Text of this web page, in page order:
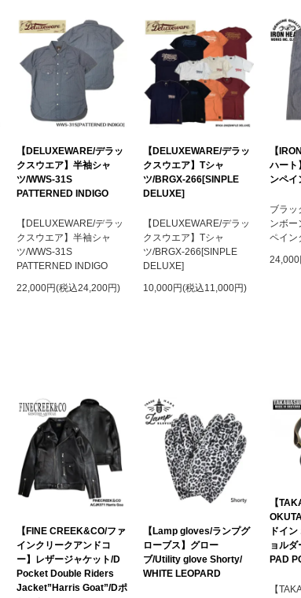
【DELUXEWARE/デラッ
クスウエア】半袖シャ
ツ/WWS-31S
PATTERNED INDIGO
【DELUXEWARE/デラッ
クスウエア】半袖シャ
ツ/WWS-31S
PATTERNED INDIGO
22,000円(税込24,200円)
【DELUXEWARE/デラッ
クスウエア】Tシャ
ツ/BRGX-266[SINPLE
DELUXE]
【DELUXEWARE/デラッ
クスウエア】Tシャ
ツ/BRGX-266[SINPLE
DELUXE]
10,000円(税込11,000円)
【
ハート
ンペイ
ブラッ
ンボー
ペイン
【FINE CREEK&CO/ファ
インクリークアンドコ
ー】レザージャケット/D
Pocket Double Riders
Jacket”Harris Goat”/Dポ
【Lamp gloves/ランプグ
ローブス】グロー
ブ/Utility glove Shorty/
WHITE LEOPARD
【
ドイ
ョルダ
PAD
【